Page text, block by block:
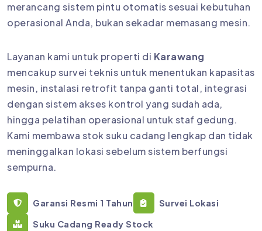
merancang sistem pintu otomatis sesuai kebutuhan
operasional Anda, bukan sekadar memasang mesin.
Layanan kami untuk properti di Karawang
mencakup survei teknis untuk menentukan kapasitas
mesin, instalasi retrofit tanpa ganti total, integrasi
dengan sistem akses kontrol yang sudah ada,
hingga pelatihan operasional untuk staf gedung.
Kami membawa stok suku cadang lengkap dan tidak
meninggalkan lokasi sebelum sistem berfungsi
sempurna.
Garansi Resmi 1 Tahun
Survei Lokasi
Suku Cadang Ready Stock